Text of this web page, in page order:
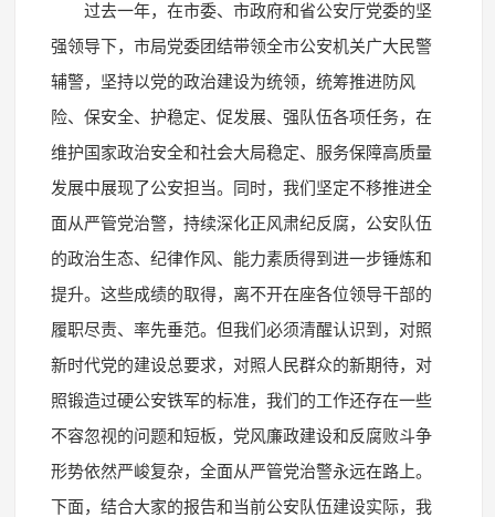
过去一年，在市委、市政府和省公安厅党委的坚
强领导下，市局党委团结带领全市公安机关广大民警
辅警，坚持以党的政治建设为统领，统筹推进防风
险、保安全、护稳定、促发展、强队伍各项任务，在
维护国家政治安全和社会大局稳定、服务保障高质量
发展中展现了公安担当。同时，我们坚定不移推进全
面从严管党治警，持续深化正风肃纪反腐，公安队伍
的政治生态、纪律作风、能力素质得到进一步锤炼和
提升。这些成绩的取得，离不开在座各位领导干部的
履职尽责、率先垂范。但我们必须清醒认识到，对照
新时代党的建设总要求，对照人民群众的新期待，对
照锻造过硬公安铁军的标准，我们的工作还存在一些
不容忽视的问题和短板，党风廉政建设和反腐败斗争
形势依然严峻复杂，全面从严管党治警永远在路上。
下面，结合大家的报告和当前公安队伍建设实际，我